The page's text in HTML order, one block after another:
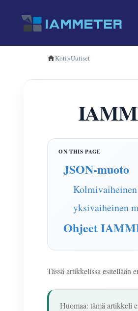
Koti>Uutiset
JSON-muoto
yksivaiheinen
Ohjeet
Tässä artikkelissa esitellään
Huomaa: tämä artikkeli